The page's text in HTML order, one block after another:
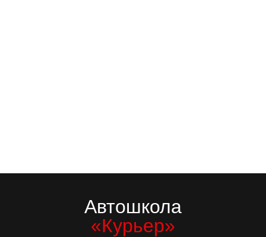
Автошкола
«Курьер»